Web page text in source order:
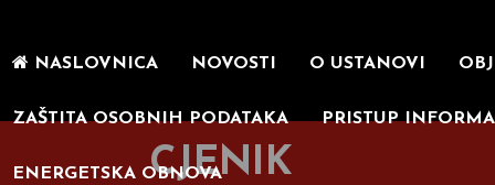
NASLOVNICA NOVOSTI O USTANOVI
ZAŠTITA OSOBNIH PODATAKA PRISTUP
ENERGETSKA OBNOVACJENIK